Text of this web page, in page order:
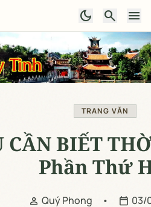
dark_mode search menu
TRANG VĂN
CẦN BIẾT
Phần Thứ
person Quý Phong • calendar_today 03/